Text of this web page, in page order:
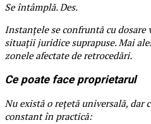
Se întâmplă. Des.
Instanțele se confruntă cu dosare
situații juridice suprapuse. Mai
zonele afectate de retrocedări.
Ce poate face proprietarul
Nu există o rețetă universală, dar
constant în practică: